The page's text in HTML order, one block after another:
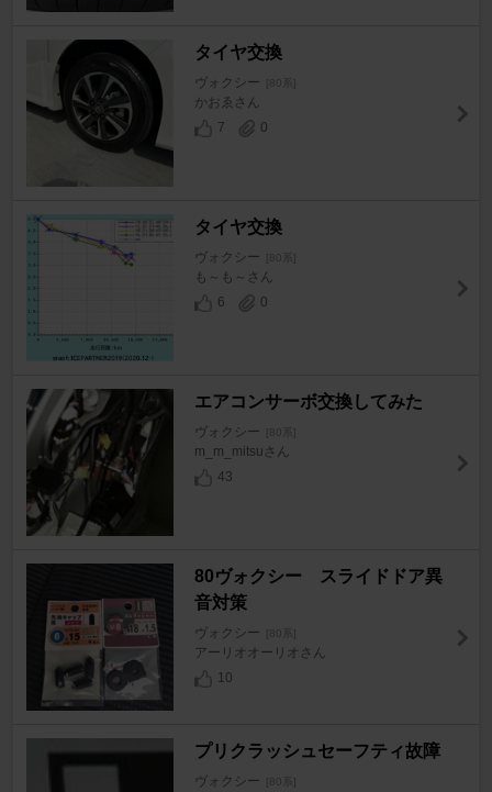
タイヤ交換
ヴォクシー [80系]
かおゑさん
7
0
タイヤ交換
ヴォクシー [80系]
も～も～さん
6
0
エアコンサーボ交換してみた
ヴォクシー [80系]
m_m_mitsuさん
43
80ヴォクシー スライドドア異
音対策
ヴォクシー [80系]
アーリオオーリオさん
10
プリクラッシュセーフティ故障
ヴォクシー [80系]